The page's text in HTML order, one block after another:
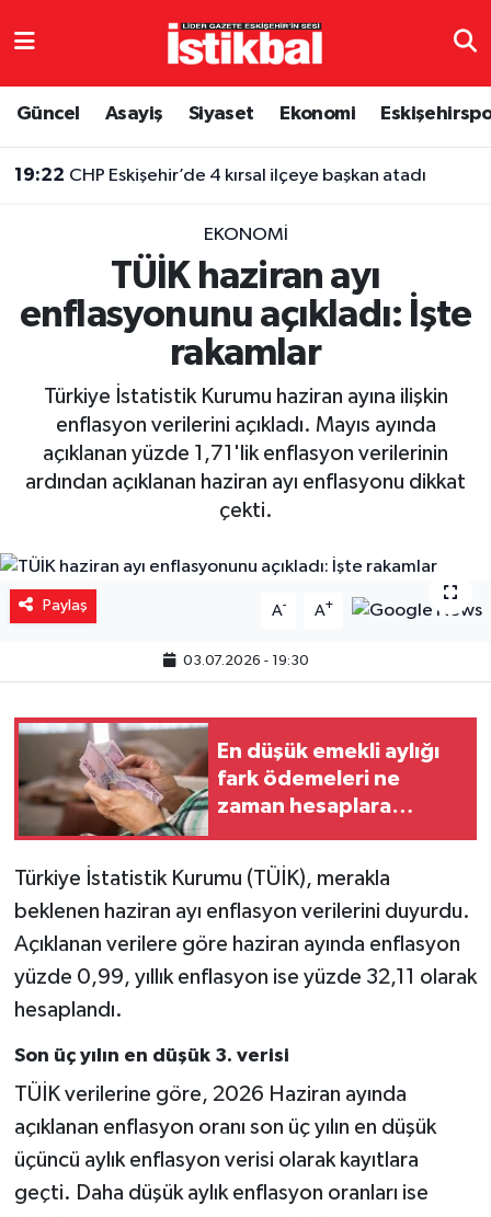
Güncel Asayiş Siyaset Ekonomi
19:22 CHP Eskişehir’de 4 kırsal ilçeye başkan atadı
EKONOMI
TÜİK haziran ayı
enflasyonunu açıkladı: İşte
rakamlar
Türkiye İstatistik Kurumu haziran ayına ilişkin
enflasyon verilerini açıkladı. Mayıs ayında
açıklanan yüzde 1,71'lik enflasyon verilerinin
ardından açıklanan haziran ayı enflasyonu dikkat
çekti.
Paylaş A- A+
03.07.2026 - 19:30
En düşük emekli aylığı
fark ödemeleri ne
zaman hesaplara
Türkiye İstatistik Kurumu (TÜİK), merakla
beklenen haziran ayı enflasyon verilerini duyurdu.
Açıklanan verilere göre haziran ayında enflasyon
yüzde 0,99, yıllık enflasyon ise yüzde 32,11 olarak
hesaplandı.
Son üç yılın en düşük 3. verisi
TÜİK verilerine göre, 2026 Haziran ayında
açıklanan enflasyon oranı son üç yılın en düşük
üçüncü aylık enflasyon verisi olarak kayıtlara
geçti. Daha düşük aylık enflasyon oranları ise
Eskişehirspor
Spor
Ekonomi
Sağlık
Resmi ilanlar
Eskişehir Nöbetçi Eczaneler
Eskişehir Trafik Yoğunluk Haritası
TFF 3.Lig 4.Grup Puan Durumu ve Fikstür
Tüm Manşetler
Son Dakika Haberleri
Haber Arşivi